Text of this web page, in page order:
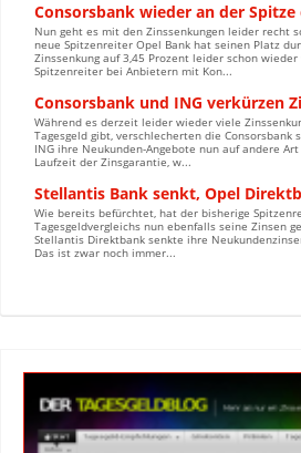
Consorsbank wieder an der Spitze
Nun geht es mit den Zinssenkungen leider recht
neue Spitzenreiter Opel Bank hat seinen Platz
Zinssenkung auf 3,45 Prozent leider schon
Spitzenreiter bei Anbietern mit Kon...
Consorsbank und ING verkürzen
Während es derzeit leider wieder viele
Tagesgeld gibt, verschlecherten die Consorsbank
ING ihre Neukunden-Angebote nun auf andere
Laufzeit der Zinsgarantie, w...
Stellantis Bank senkt, Opel
Wie bereits befürchtet, hat der bisherige
Tagesgeldvergleichs nun ebenfalls seine Zinsen
Stellantis Direktbank senkte ihre
Das ist zwar noch immer...